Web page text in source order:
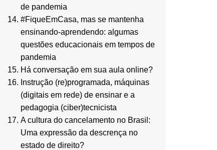
de pandemia
#FiqueEmCasa, mas se mantenha
ensinando-aprendendo: algumas
questões educacionais em tempos de
pandemia
Há conversação em sua aula online?
Instrução (re)programada, máquinas
(digitais em rede) de ensinar e a
pedagogia (ciber)tecnicista
A cultura do cancelamento no Brasil:
Uma expressão da descrença no
estado de direito?